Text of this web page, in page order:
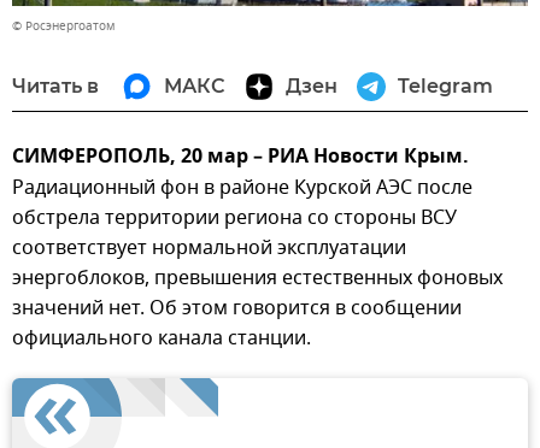
© Росэнергоатом
Читать в МАКС Дзен Telegram
СИМФЕРОПОЛЬ, 20 мар – РИА Новости Крым.
Радиационный фон в районе Курской АЭС после
обстрела территории региона со стороны ВСУ
соответствует нормальной эксплуатации
энергоблоков, превышения естественных фоновых
значений нет. Об этом говорится в сообщении
официального канала станции.